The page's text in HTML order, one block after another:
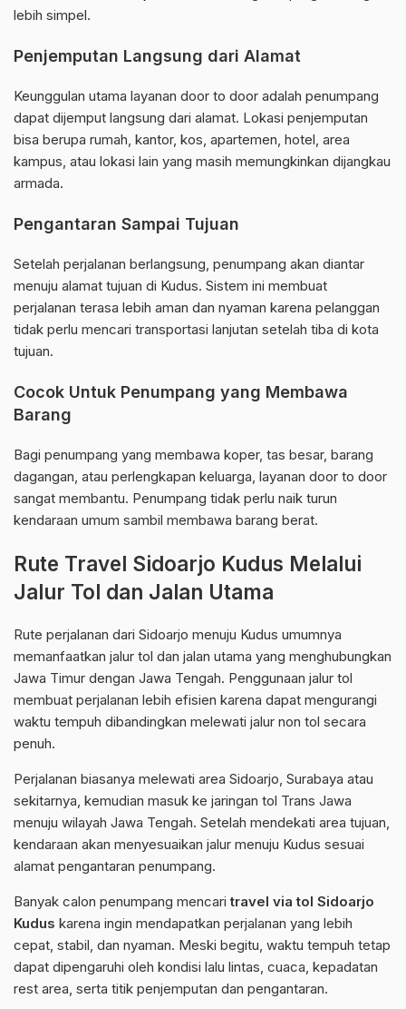
lebih simpel.
Penjemputan Langsung dari Alamat
Keunggulan utama layanan door to door adalah penumpang
dapat dijemput langsung dari alamat. Lokasi penjemputan
bisa berupa rumah, kantor, kos, apartemen, hotel, area
kampus, atau lokasi lain yang masih memungkinkan dijangkau
armada.
Pengantaran Sampai Tujuan
Setelah perjalanan berlangsung, penumpang akan diantar
menuju alamat tujuan di Kudus. Sistem ini membuat
perjalanan terasa lebih aman dan nyaman karena pelanggan
tidak perlu mencari transportasi lanjutan setelah tiba di kota
tujuan.
Cocok Untuk Penumpang yang Membawa
Barang
Bagi penumpang yang membawa koper, tas besar, barang
dagangan, atau perlengkapan keluarga, layanan door to door
sangat membantu. Penumpang tidak perlu naik turun
kendaraan umum sambil membawa barang berat.
Rute Travel Sidoarjo Kudus Melalui
Jalur Tol dan Jalan Utama
Rute perjalanan dari Sidoarjo menuju Kudus umumnya
memanfaatkan jalur tol dan jalan utama yang menghubungkan
Jawa Timur dengan Jawa Tengah. Penggunaan jalur tol
membuat perjalanan lebih efisien karena dapat mengurangi
waktu tempuh dibandingkan melewati jalur non tol secara
penuh.
Perjalanan biasanya melewati area Sidoarjo, Surabaya atau
sekitarnya, kemudian masuk ke jaringan tol Trans Jawa
menuju wilayah Jawa Tengah. Setelah mendekati area tujuan,
kendaraan akan menyesuaikan jalur menuju Kudus sesuai
alamat pengantaran penumpang.
Banyak calon penumpang mencaritravel via tol Sidoarjo
Kudus karena ingin mendapatkan perjalanan yang lebih
cepat, stabil, dan nyaman. Meski begitu, waktu tempuh tetap
dapat dipengaruhi oleh kondisi lalu lintas, cuaca, kepadatan
rest area, serta titik penjemputan dan pengantaran.